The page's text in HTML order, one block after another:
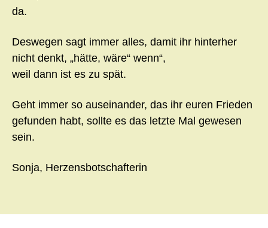
da.
Deswegen sagt immer alles, damit ihr hinterher
nicht denkt, „hätte, wäre“ wenn“,
weil dann ist es zu spät.
Geht immer so auseinander, das ihr euren Frieden
gefunden habt, sollte es das letzte Mal gewesen
sein.
Sonja, Herzensbotschafterin